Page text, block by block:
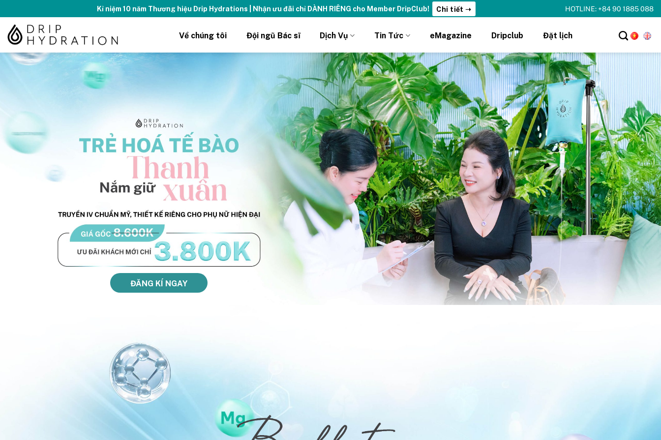
Tăng năng lượng - sống đỉnh cao với thẻ Vitamin Drip Membership. Xem ngay ➝ HOTLINE: +84 90 1885 088
Về chúng tôi Đội ngũ Bác sĩ Dịch Vụ Tin Tức eMagazine Dripclub Đặt lịch
ĐĂNG KÍ NGAY